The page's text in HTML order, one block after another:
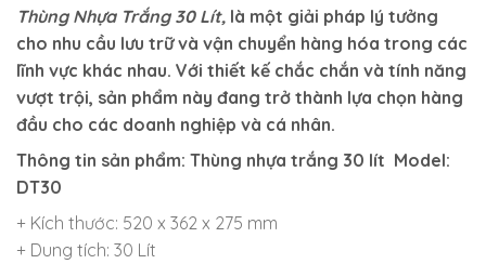
Thùng Nhựa Trắng 30 Lít, là một giải pháp lý tưởng
cho nhu cầu lưu trữ và vận chuyển hàng hóa trong các
lĩnh vực khác nhau. Với thiết kế chắc chắn và tính năng
vượt trội, sản phẩm này đang trở thành lựa chọn hàng
đầu cho các doanh nghiệp và cá nhân.
Thông tin sản phẩm: Thùng nhựa trắng 30 lít Model:
DT30
+ Kích thước: 520 x 362 x 275 mm
+ Dung tích: 30 Lít